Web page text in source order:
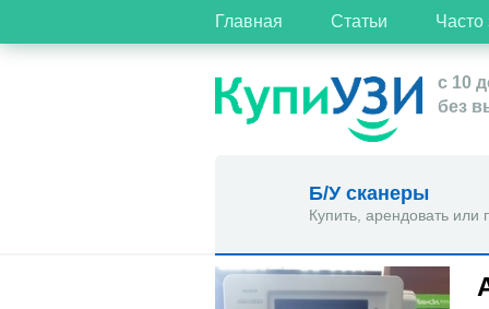
Главная Статьи
с 10
без
Б/У сканеры
Купить, арендовать или